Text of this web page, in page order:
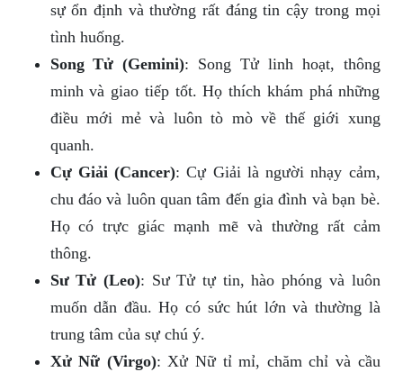
sự ổn định và thường rất đáng tin cậy trong mọi
tình huống.
Song Tử (Gemini): Song Tử linh hoạt, thông
minh và giao tiếp tốt. Họ thích khám phá những
điều mới mẻ và luôn tò mò về thế giới xung
quanh.
Cự Giải (Cancer): Cự Giải là người nhạy cảm,
chu đáo và luôn quan tâm đến gia đình và bạn bè.
Họ có trực giác mạnh mẽ và thường rất cảm
thông.
Sư Tử (Leo): Sư Tử tự tin, hào phóng và luôn
muốn dẫn đầu. Họ có sức hút lớn và thường là
trung tâm của sự chú ý.
Xử Nữ (Virgo): Xử Nữ tỉ mỉ, chăm chỉ và cầu